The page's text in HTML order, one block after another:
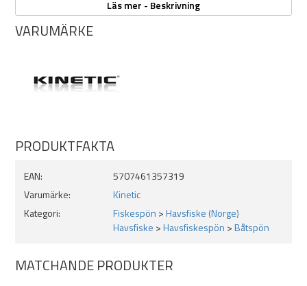
CarbonFusion CF – Light, Utmärkt balanserad klinga
Japanese designed lightweight 3 benta LPHF spöringar
Portuguese high-grade korkhandtag
Längd: 6,6ft
Läs mer - Beskrivning
VARUMÄRKE
PRODUKTFAKTA
EAN:
5707461357319
Varumärke:
Kinetic
Kategori:
Fiskespön >Havsfiske (Norge)
Havsfiske >Havsfiskespön >Båtspön
MATCHANDE PRODUKTER